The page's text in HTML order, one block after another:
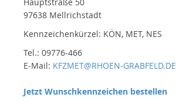
97638 Mellrichstadt
Kennzeichenkürzel: KÖN, MET, NES
Tel.: 09776-466
E-Mail: KFZMET@RHOEN-GRABFELD.DE
Jetzt Wunschkennzeichen bestellen